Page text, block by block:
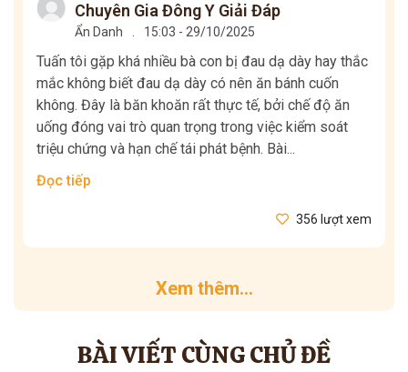
Chuyên Gia Đông Y Giải Đáp
Ẩn Danh 15:03 - 29/10/2025
Tuấn tôi gặp khá nhiều bà con bị đau dạ dày hay thắc
mắc không biết đau dạ dày có nên ăn bánh cuốn
không. Đây là băn khoăn rất thực tế, bởi chế độ ăn
uống đóng vai trò quan trọng trong việc kiểm soát
triệu chứng và hạn chế tái phát bệnh. Bài...
Đọc tiếp
356 lượt xem
Xem thêm...
BÀI VIẾT CÙNG CHỦ ĐỀ